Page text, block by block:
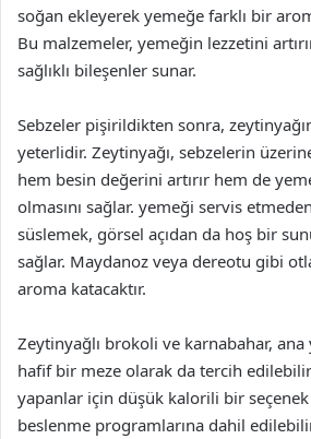
soğan ekleyerek yemeğe farklı bir
Bu malzemeler, yemeğin lezzetini
sağlıklı bileşenler sunar.
Sebzeler pişirildikten sonra,
yeterlidir. Zeytinyağı, sebzelerin
hem besin değerini artırır hem de
olmasını sağlar. yemeği servis
süslemek, görsel açıdan da hoş bir
sağlar. Maydanoz veya dereotu gibi
aroma katacaktır.
Zeytinyağlı brokoli ve karnabahar, ana
hafif bir meze olarak da tercih
yapanlar için düşük kalorili bir seçenek
beslenme programlarına dahil